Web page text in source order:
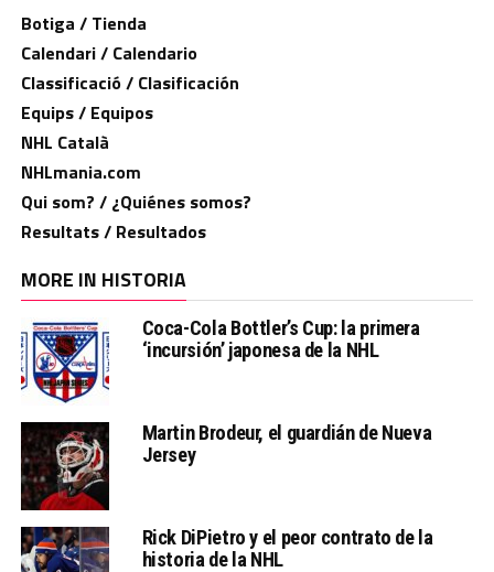
Botiga / Tienda
Calendari / Calendario
Classificació / Clasificación
Equips / Equipos
NHL Català
NHLmania.com
Qui som? / ¿Quiénes somos?
Resultats / Resultados
MORE IN HISTORIA
Coca-Cola Bottler’s Cup: la primera
‘incursión’ japonesa de la NHL
Martin Brodeur, el guardián de Nueva
Jersey
Rick DiPietro y el peor contrato de la
historia de la NHL